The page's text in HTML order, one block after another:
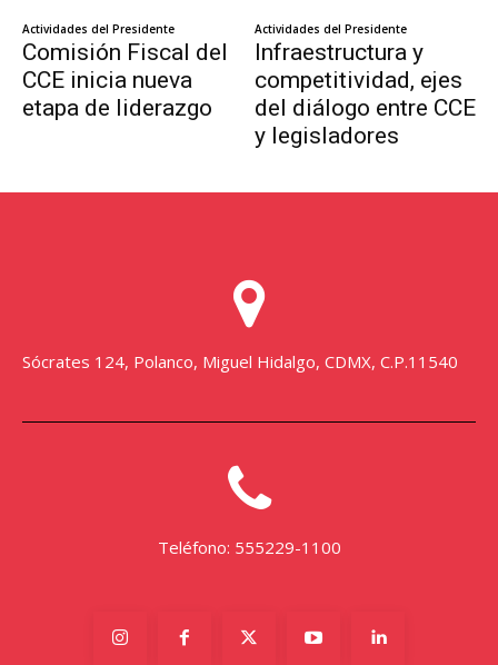
Sócrates 124, Polanco, Miguel Hidalgo, CDMX, C.P.11540
Teléfono: 555229-1100